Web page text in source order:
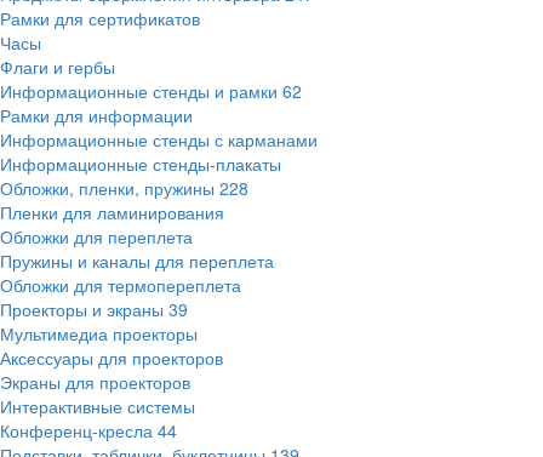
Рамки для сертификатов
Часы
Флаги и гербы
Информационные стенды и рамки 62
Рамки для информации
Информационные стенды с карманами
Информационные стенды-плакаты
Обложки, пленки, пружины 228
Пленки для ламинирования
Обложки для переплета
Пружины и каналы для переплета
Обложки для термопереплета
Проекторы и экраны 39
Мультимедиа проекторы
Аксессуары для проекторов
Экраны для проекторов
Интерактивные системы
Конференц-кресла 44